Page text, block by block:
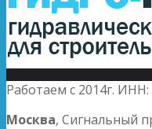
Работаем с 2014г. ИНН:
Москва, Сигнальный